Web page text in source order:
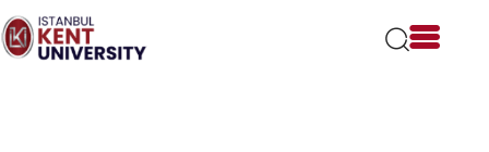
note:
This